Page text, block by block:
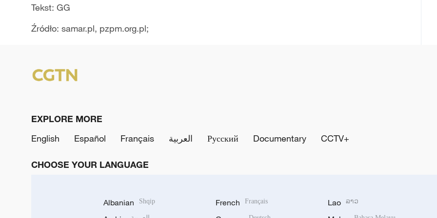
Tekst: GG
Źródło: samar.pl, pzpm.org.pl;
EXPLORE MORE
English
Español Français العربية Русский Documentary CCTV+
CHOOSE YOUR LANGUAGE
Albanian Shqip French Français Lao ລາວ